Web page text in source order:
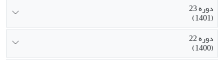
دوره 23
(1401)
دوره 22
(1400)